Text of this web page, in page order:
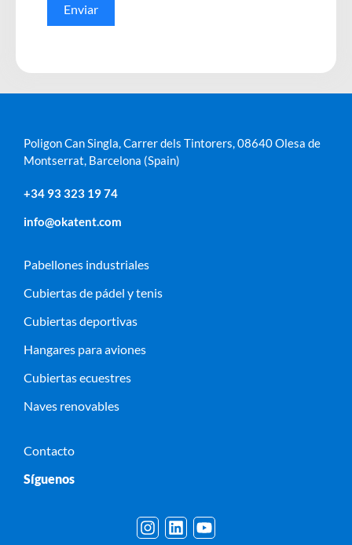
Enviar
Poligon Can Singla, Carrer dels Tintorers, 08640 Olesa de
Montserrat, Barcelona (Spain)
+34 93 323 19 74
info@okatent.com
Pabellones industriales
Cubiertas de pádel y tenis
Cubiertas deportivas
Hangares para aviones
Cubiertas ecuestres
Naves renovables
Contacto
Síguenos